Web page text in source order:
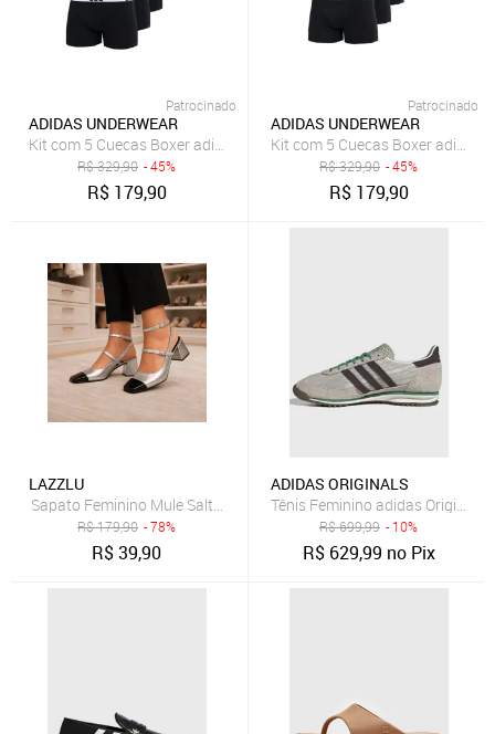
Patrocinado
ADIDAS UNDERWEAR
Kit com 5 Cuecas Boxer adidas Underwear Preto
R$329,90 - 45%
R$ 179,90
Patrocinado
ADIDAS UNDERWEAR
Kit com 5 Cuecas Boxer adidas
R$329,90 - 45%
R$ 179,90
LAZZLU
Sapato Feminino Mule Salto Bloco Grosso Bico Quadrado Prata
R$179,90 - 78%
R$39,90
ADIDAS ORIGINALS
Tênis Feminino adidas Originals
R$699,99 - 10%
R$ 629,99 no Pix